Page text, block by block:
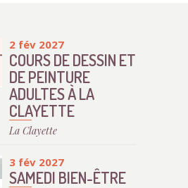
2 fév 2027
COURS DE DESSIN ET
DE PEINTURE
ADULTES À LA
CLAYETTE
La Clayette
3 fév 2027
SAMEDI BIEN-ÊTRE